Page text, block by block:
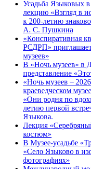
Усадьба Языковых
лекцию «Взгляд в
к 200-летию
А. С. Пушкина
«Конспиративная
РСДРП»
музеев»
В «Ночь музеев» в
представление
«Ночь музеев –
краеведческом
«Они родня по
летию первой
Языкова.
Лекция
костюм»
В Музее-усадьбе
«Село Языково в
фотографиях»